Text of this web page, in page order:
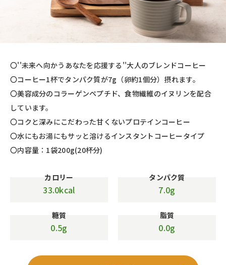
〇''未来へ向かうあなたを応援する''大人のブレンドコーヒー
〇コーヒー1杯でタンパク質が7g（卵約1個分）摂れます。
〇美容成分のコラーゲンペプチド、食物繊維のイヌリンを配合
しています。
〇コクと深みにこだわった甘くないプロテインコーヒー
〇水にもお湯にもサッと溶けるインスタントコーヒータイプ
〇内容量：1袋200g(20杯分)
カロリー
33.0kcal
タンパク質
7.0g
糖質
0.5g
脂質
0.0g